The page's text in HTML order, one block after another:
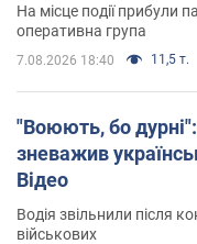
На місце події прибули
оперативна група
7.08.2026 18:40 11,5 т.
"Воюють, бо
зневажив
Відео
Водія звільнили після
військових